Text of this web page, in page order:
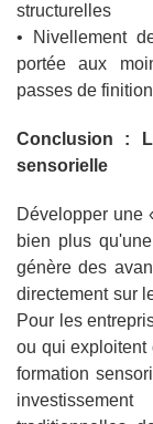
structurelles
• Nivellement
portée aux
passes de finition
Conclusion :
sensorielle
Développer une
bien plus
génère des
directement sur
Pour les
ou qui exploitent
formation